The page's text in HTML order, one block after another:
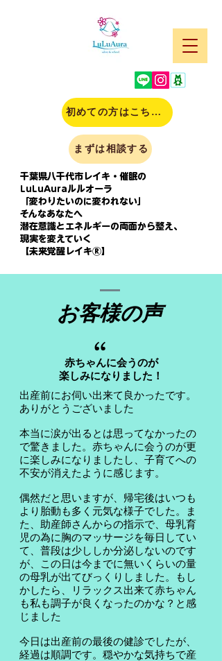
千葉県八千代市レイキ・催眠の
LuLuAuraルルオーラ
「変わりたいのに変われない」
そんなあなたへ
潜在意識とエネルギーの両面から整え、
現実を変えていく
【未来覚醒レイキⓇ】
初めての方はこちら(申込)
まずは相談する
お客様の声
“
赤ちゃんに会うのが
楽しみになりました！
出産前にお伺い出来て良かったです。
ありがとうございました
本当に涙が出るとは思ってなかったの
で驚きました。赤ちゃんに会うのが更
に楽しみになりましたし、子育てへの
不安が消えたように感じます。
偶然だと思いますが、帰宅後はいつも
より胎動も多く元気な様子でした。ま
た、助産師さんからの指示で、母乳育
児の為に胸のマッサージを毎日してい
て、普段は少ししか分泌しないのです
が、この日は今までに無いくらいの量
の母乳が出てびっくりしました。もし
かしたら、リラックス出来て赤ちゃん
も私も調子が良くなったのかな？と感
じました
今日は出産前の最後の健診でしたが、
経過は順調です。穏やかな気持ちで産